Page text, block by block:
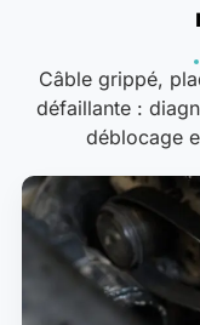
Câble grippé,
défaillante :
déblocage